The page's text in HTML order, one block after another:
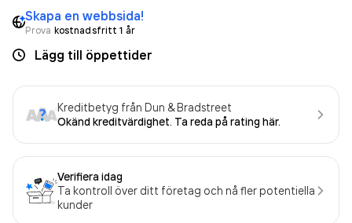
Skapa en webbsida!
Prova kostnadsfritt 1 år
Lägg till öppettider
Kreditbetyg från Dun & Bradstreet
Okänd kreditvärdighet. Ta reda på rating här.
Verifiera idag
Ta kontroll över ditt företag och nå fler potentiella
kunder